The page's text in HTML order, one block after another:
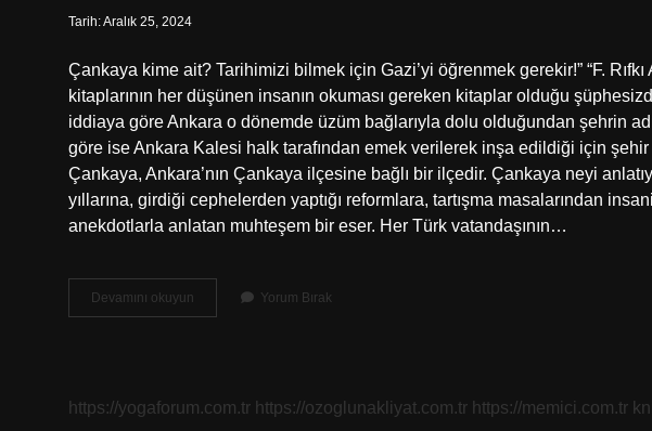
Tarih: Aralık 25, 2024
Çankaya kime ait? Tarihimizi bilmek için Gazi’yi öğrenmek gerekir!” “F. Rıfkı
kitaplarının her düşünen insanın okuması gereken kitaplar olduğu
iddiaya göre Ankara o dönemde üzüm bağlarıyla dolu olduğundan şehrin
göre ise Ankara Kalesi halk tarafından emek verilerek inşa edildiği için şehir
Çankaya, Ankara’nın Çankaya ilçesine bağlı bir ilçedir. Çankaya neyi
yıllarına, girdiği cephelerden yaptığı reformlara, tartışma masalarından
anekdotlarla anlatan muhteşem bir eser. Her Türk vatandaşının…
Devamını okuyun Çankaya
Ani
Yorum Bırak
https://yogaforum.com.tr https://ozoglunakliyat.com.tr https://memici.com.tr